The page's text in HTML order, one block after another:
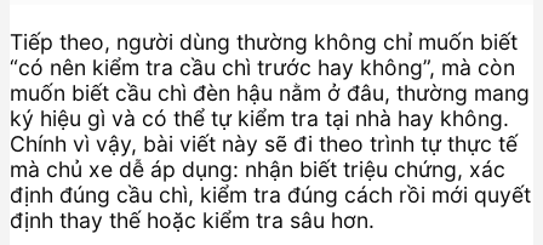
Tiếp theo, người dùng thường không chỉ muốn biết
“có nên kiểm tra cầu chì trước hay không”, mà còn
muốn biết cầu chì đèn hậu nằm ở đâu, thường mang
ký hiệu gì và có thể tự kiểm tra tại nhà hay không.
Chính vì vậy, bài viết này sẽ đi theo trình tự thực tế
mà chủ xe dễ áp dụng: nhận biết triệu chứng, xác
định đúng cầu chì, kiểm tra đúng cách rồi mới quyết
định thay thế hoặc kiểm tra sâu hơn.